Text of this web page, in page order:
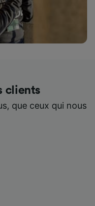
clients
que ceux qui nous